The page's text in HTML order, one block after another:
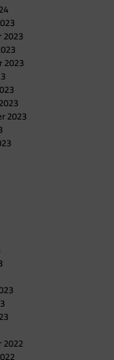
2023
2023
2023
2022